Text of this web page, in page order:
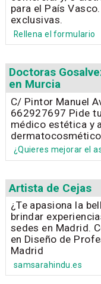
para el País
exclusivas.
Rellena el formulario
Doctoras
en Murcia
C/ Pintor Manuel
662927697 Pide
médico estética y
¿Quieres mejorar el
Artista de Cejas
¿Te apasiona la
brindar
sedes en Madrid.
en Diseño de
Madrid
samsarahindu.es